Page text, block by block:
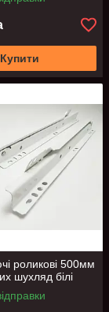
Купити
роликові 500мм
шухляд білі